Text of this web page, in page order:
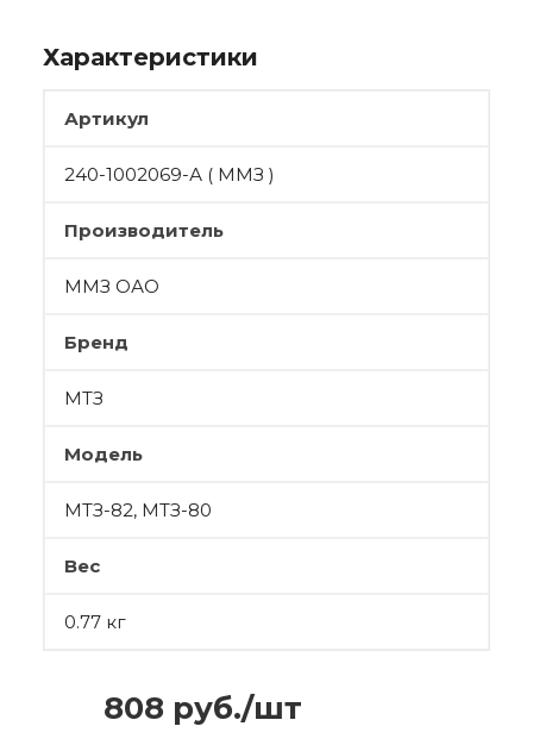
Характеристики
Артикул
240-1002069-А ( ММЗ )
Производитель
ММЗ ОАО
Бренд
МТЗ
Модель
МТЗ-82, МТЗ-80
Вес
0.77 кг
808 руб./шт